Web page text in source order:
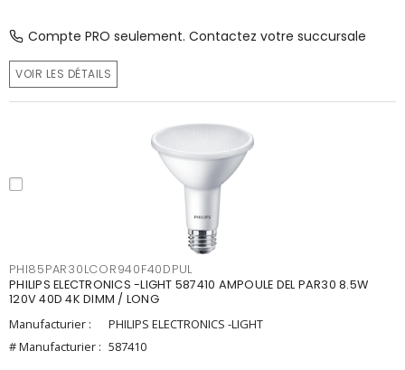
Compte PRO seulement. Contactez votre succursale
VOIR LES DÉTAILS
PHI85PAR30LCOR940F40DPUL
PHILIPS ELECTRONICS -LIGHT 587410 AMPOULE DEL PAR30 8.5W
120V 40D 4K DIMM / LONG
Manufacturier :
PHILIPS ELECTRONICS -LIGHT
# Manufacturier : 587410